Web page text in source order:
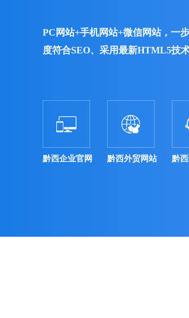
PC网站+手机网站+微信网站，一
度符合SEO、采用最新HTML5技

黔西企业官网

黔西外贸网站 黔